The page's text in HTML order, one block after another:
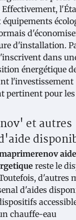
d'installation.
dans
énergétique
l'investissement
pertinent pour les
et autres
reste le
d'autres
d'aides
chauffe-eau